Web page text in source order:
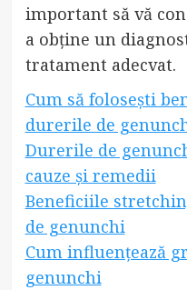
important să vă
a obține un
tratament adecvat.
Cum să folosești
durerile de
Durerile de
cauze și remedii
Beneficiile
de genunchi
Cum influențează
genunchi